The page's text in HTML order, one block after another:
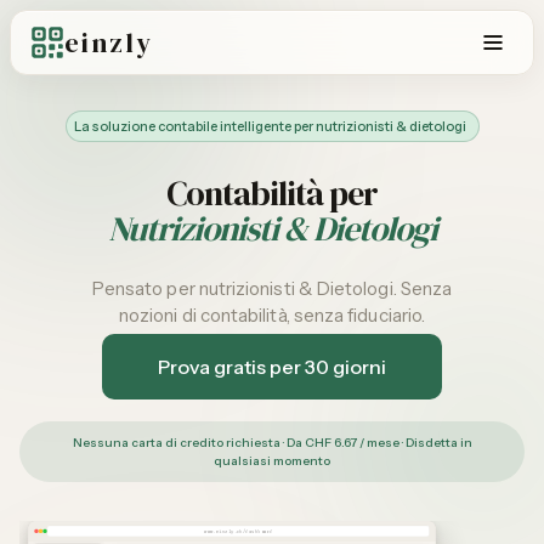
einzly
La soluzione contabile intelligente per nutrizionisti & dietologi
Contabilità per
Nutrizionisti & Dietologi
Pensato per nutrizionisti & Dietologi. Senza
nozioni di contabilità, senza fiduciario.
Prova gratis per 30 giorni
Nessuna carta di credito richiesta · Da CHF 6.67 / mese · Disdetta in
qualsiasi momento
www.einzly.ch/dashboard